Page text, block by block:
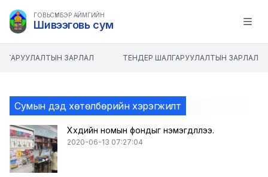
ГОВЬСҮМБЭР АЙМГИЙН
Шивээговь сум Open
ЗАРЛАЛ ТЕНДЕР ШАЛГАРУУЛАЛТЫН ЗАРЛАЛ
Сумын дэд хөтөлбөрийн хэрэгжилт
Хүүхдийн номын фондыг нэмэгдүүллээ.
2020-06-13 07:27:04